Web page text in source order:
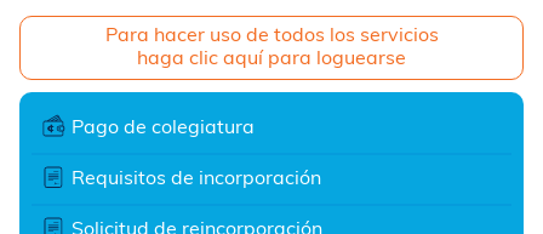
Para hacer uso de todos los servicios
haga clic aquí para loguearse
Pago de colegiatura
Requisitos de incorporación
Solicitud de reincorporación